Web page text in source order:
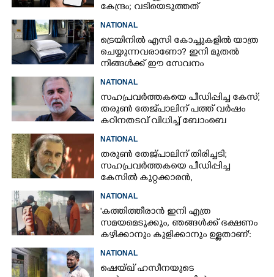
കേന്ദ്രം; വടിയെടുത്തത്
പ്രശ്‌നത്തിന്
NATIONAL
ട്രെയിനിൽ എസി കോച്ചുകളിൽ യാത്ര
ചെയ്യുന്നവരാണോ? ഇനി മുതൽ
നിങ്ങൾക്ക് ഈ സേവനം
NATIONAL
സഹപ്രവർത്തകയെ പീഡിപ്പിച്ച കേസ്;
തരുൺ തേജ്‌പാലിന് പത്ത് വർഷം
കഠിനതടവ് വിധിച്ച് ബോംബെ
NATIONAL
തരുൺ തേജ്പാലിന് തിരിച്ചടി;
സഹപ്രവർത്തകയെ പീഡിപ്പിച്ച
കേസിൽ കുറ്റക്കാരൻ,
NATIONAL
'കത്തിത്തീരാൻ ഇനി എത്ര
സമയമെടുക്കും, ഞങ്ങൾക്ക് ഭക്ഷണം
കഴിക്കാനും കുളിക്കാനും ഉള്ളതാണ്':
മക്കൾ
NATIONAL
ഷെയ്ഖ് ഹസീനയുടെ